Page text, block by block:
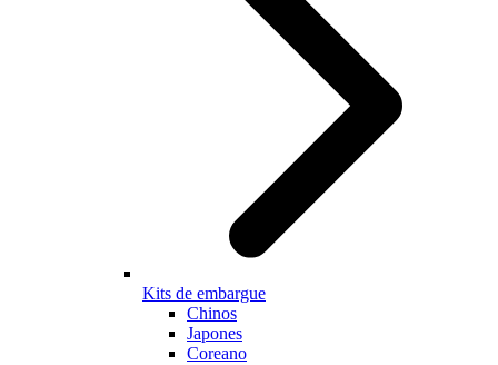
Kits de embargue
Chinos
Japones
Coreano